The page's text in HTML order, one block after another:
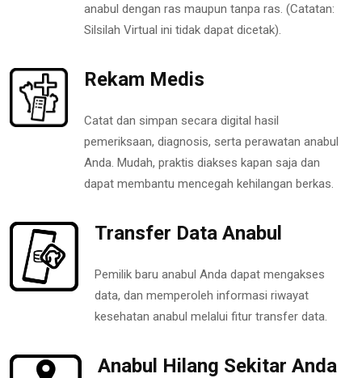
anabul dengan ras maupun tanpa ras. (Catatan:
Silsilah Virtual ini tidak dapat dicetak).
Rekam Medis
Catat dan simpan secara digital hasil
pemeriksaan, diagnosis, serta perawatan anabul
Anda. Mudah, praktis diakses kapan saja dan
dapat membantu mencegah kehilangan berkas.
Transfer Data Anabul
Pemilik baru anabul Anda dapat mengakses
data, dan memperoleh informasi riwayat
kesehatan anabul melalui fitur transfer data.
Anabul Hilang Sekitar Anda